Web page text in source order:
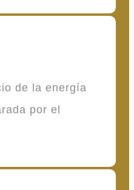
de la energía
por el